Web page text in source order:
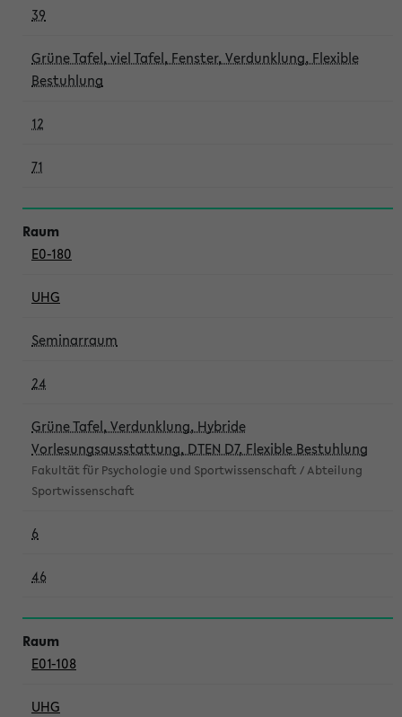
39
Grüne Tafel, viel Tafel, Fenster, Verdunklung, Flexible
Bestuhlung
12
71
E0-180
UHG
Seminarraum
24
Grüne Tafel, Verdunklung, Hybride
Vorlesungsausstattung, DTEN D7, Flexible Bestuhlung
Fakultät für Psychologie und Sportwissenschaft / Abteilung
Sportwissenschaft
6
46
E01-108
UHG